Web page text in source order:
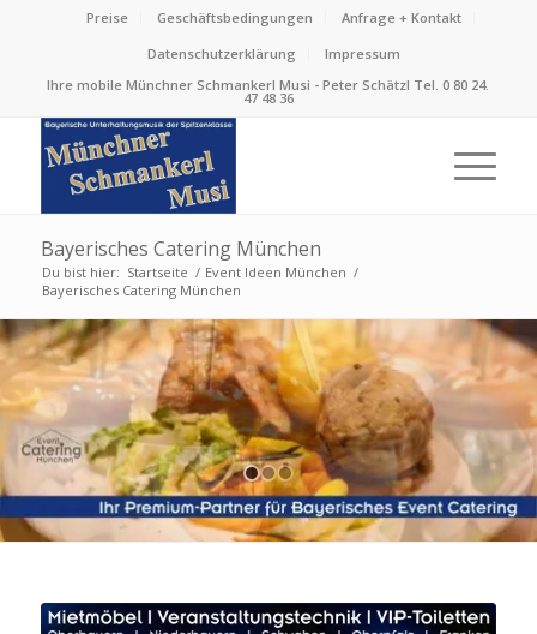
Preise Geschäftsbedingungen
Anfrage + Kontakt
Datenschutzerklärung
Impressum
Ihre mobile Münchner Schmankerl Musi - Peter Schätzl Tel. 0 80 24.
47 48 36
Bayerisches Catering München
Du bist hier: Startseite / Event Ideen München /
Bayerisches Catering München